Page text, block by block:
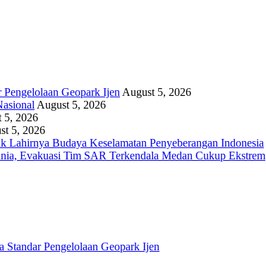
Geopark Ijen August 5, 2026
August 5, 2026
5, 2026
5, 2026
Budaya Keselamatan Penyeberangan Indonesia
Evakuasi Tim SAR Terkendala Medan Cukup Ekstrem